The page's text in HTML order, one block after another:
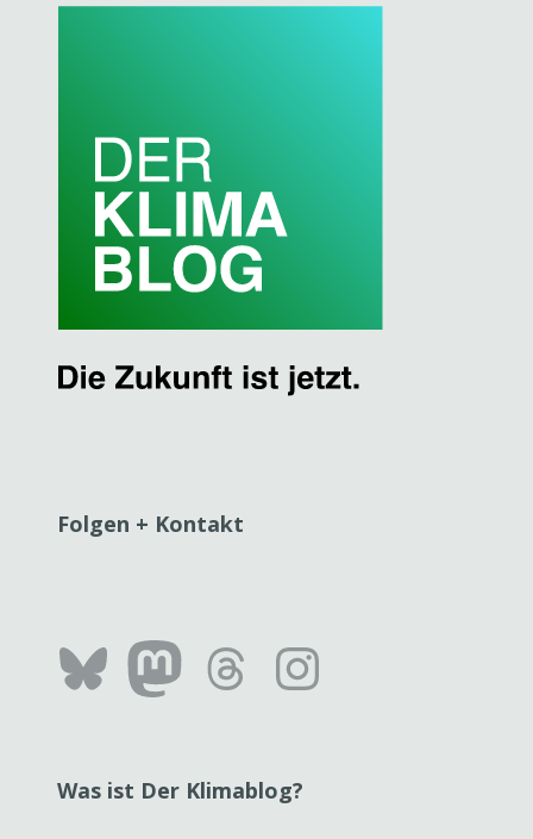
Folgen + Kontakt
Bluesky
Mastodon
Threads
Was ist Der Klimablog?